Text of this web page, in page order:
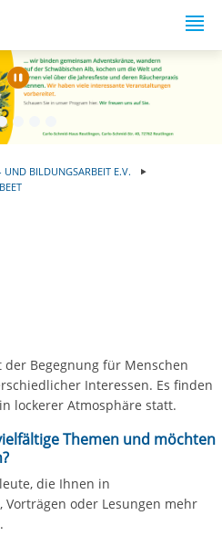
Automatische
UND BILDUNGSARBEIT E.V.
der Begegnung für Menschen
Interessen. Es finden
lockerer Atmosphäre statt.
Themen und möchten
die Ihnen in
oder Lesungen mehr